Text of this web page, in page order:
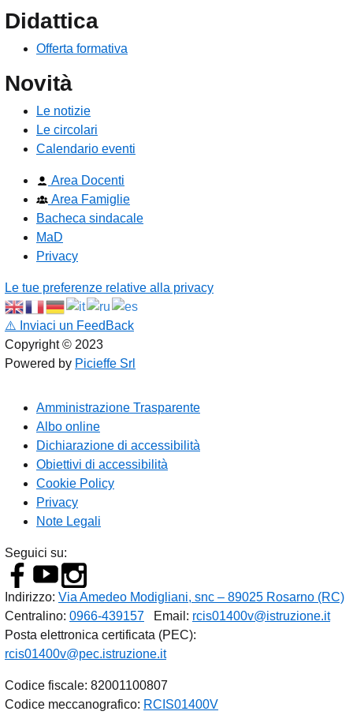
Didattica
Offerta formativa
Novità
Le notizie
Le circolari
Calendario eventi
Area Docenti
Area Famiglie
Bacheca sindacale
MaD
Privacy
Le tue preferenze relative alla privacy
⚠️ Inviaci un FeedBack
Copyright © 2023
Powered by Picieffe Srl
Amministrazione Trasparente
Albo online
Dichiarazione di accessibilità
Obiettivi di accessibilità
Cookie Policy
Privacy
Note Legali
Seguici su:
Indirizzo: Via Amedeo Modigliani, snc – 89025 Rosarno (RC)
Centralino: 0966-439157 Email: rcis01400v@istruzione.it
Posta elettronica certificata (PEC):
rcis01400v@pec.istruzione.it
Codice fiscale: 82001100807
Codice meccanografico: RCIS01400V